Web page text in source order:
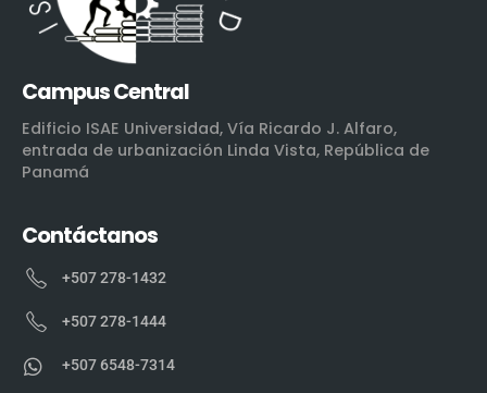
Campus Central
Edificio ISAE Universidad, Vía Ricardo J. Alfaro,
entrada de urbanización Linda Vista, República de
Panamá
Contáctanos
+507 278-1432
+507 278-1444
+507 6548-7314